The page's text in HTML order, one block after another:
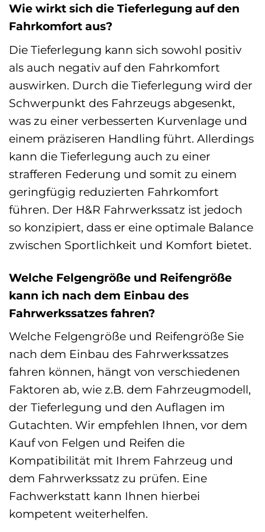
Wie wirkt sich die Tieferlegung auf den
Fahrkomfort aus?
Die Tieferlegung kann sich sowohl positiv
als auch negativ auf den Fahrkomfort
auswirken. Durch die Tieferlegung wird der
Schwerpunkt des Fahrzeugs abgesenkt,
was zu einer verbesserten Kurvenlage und
einem präziseren Handling führt. Allerdings
kann die Tieferlegung auch zu einer
strafferen Federung und somit zu einem
geringfügig reduzierten Fahrkomfort
führen. Der H&R Fahrwerkssatz ist jedoch
so konzipiert, dass er eine optimale Balance
zwischen Sportlichkeit und Komfort bietet.
Welche Felgengröße und Reifengröße
kann ich nach dem Einbau des
Fahrwerkssatzes fahren?
Welche Felgengröße und Reifengröße Sie
nach dem Einbau des Fahrwerkssatzes
fahren können, hängt von verschiedenen
Faktoren ab, wie z.B. dem Fahrzeugmodell,
der Tieferlegung und den Auflagen im
Gutachten. Wir empfehlen Ihnen, vor dem
Kauf von Felgen und Reifen die
Kompatibilität mit Ihrem Fahrzeug und
dem Fahrwerkssatz zu prüfen. Eine
Fachwerkstatt kann Ihnen hierbei
kompetent weiterhelfen.